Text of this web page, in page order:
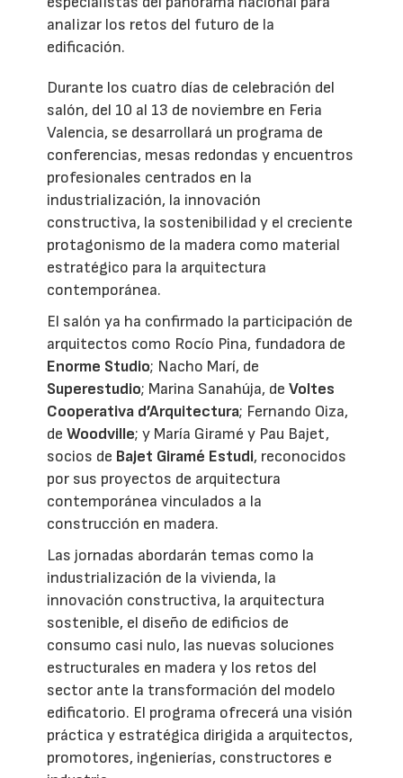
analizar los retos del futuro de la
edificación.
Durante los cuatro días de celebración del
salón, del 10 al 13 de noviembre en Feria
Valencia, se desarrollará un programa de
conferencias, mesas redondas y encuentros
profesionales centrados en la
industrialización, la innovación
constructiva, la sostenibilidad y el creciente
protagonismo de la madera como material
estratégico para la arquitectura
contemporánea.
El salón ya ha confirmado la participación de
arquitectos como Rocío Pina, fundadora de
Enorme Studio; Nacho Marí, de
Superestudio; Marina Sanahúja, deVoltes
Cooperativa d’Arquitectura; Fernando Oiza,
deWoodville; y María Giramé y Pau Bajet,
socios de Bajet Giramé Estudi, reconocidos
por sus proyectos de arquitectura
contemporánea vinculados a la
construcción en madera.
Las jornadas abordarán temas como la
industrialización de la vivienda, la
innovación constructiva, la arquitectura
sostenible, el diseño de edificios de
consumo casi nulo, las nuevas soluciones
estructurales en madera y los retos del
sector ante la transformación del modelo
edificatorio. El programa ofrecerá una visión
práctica y estratégica dirigida a arquitectos,
promotores, ingenierías, constructores e